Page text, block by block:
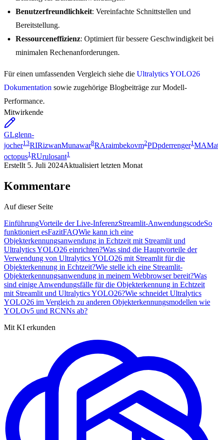
Benutzerfreundlichkeit: Vereinfachte Schnittstellen und
Bereitstellung.
Ressourceneffizienz: Optimiert für bessere Geschwindigkeit bei
minimalen Rechenanforderungen.
Für einen umfassenden Vergleich siehe die Ultralytics YOLO26
Dokumentation sowie zugehörige Blogbeiträge zur Modell-
Performance.
Mitwirkende
GLglenn-
jocher13RIRizwanMunawar8RAraimbekovm2PDpderrenger1MA
octopus1 RUrulosant1
Erstellt 5. Juli 2024Aktualisiert letzten Monat
Kommentare
Auf dieser Seite
EinführungVorteile der Live-InferenzStreamlit-AnwendungscodeSo
funktioniert esFazitFAQWie kann ich eine
Objekterkennungsanwendung in Echtzeit mit Streamlit und
Ultralytics YOLO26 einrichten?Was sind die Hauptvorteile der
Verwendung von Ultralytics YOLO26 mit Streamlit für die
Objekterkennung in Echtzeit?Wie stelle ich eine Streamlit-
Objekterkennungsanwendung in meinem Webbrowser bereit?Was
sind einige Anwendungsfälle für die Objekterkennung in Echtzeit
mit Streamlit und Ultralytics YOLO26?Wie schneidet Ultralytics
YOLO26 im Vergleich zu anderen Objekterkennungsmodellen wie
YOLOv5 und RCNNs ab?
Mit KI erkunden